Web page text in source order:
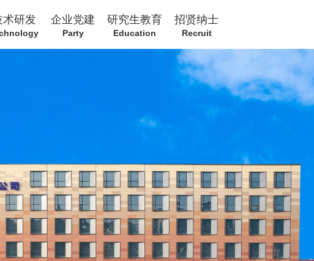
术研发 企业党建
Party
研究生教育
Education
招贤纳士
Recruit